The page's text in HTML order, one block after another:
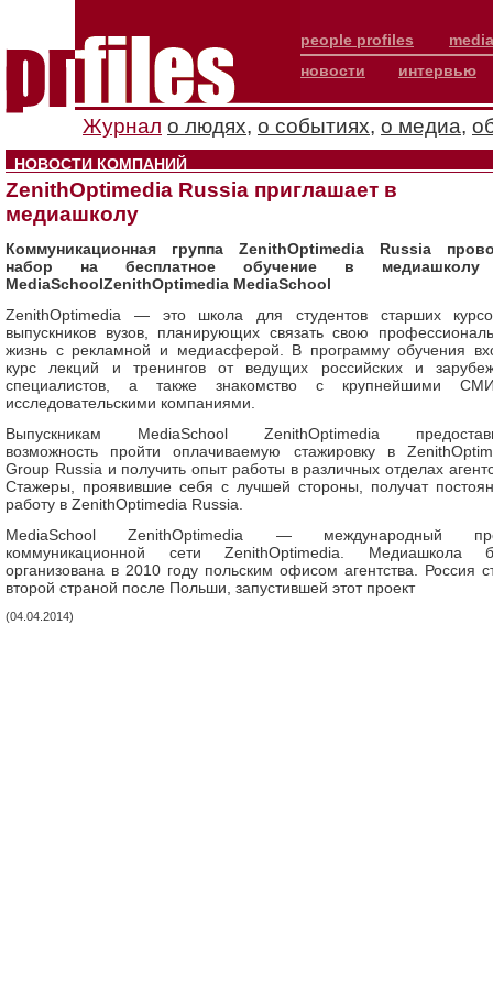
people profiles
новости
интервью
Журнал о людях, о событиях, о медиа,
НОВОСТИ КОМПАНИЙ
ZenithOptimedia Russia приглашает в
медиашколу
Коммуникационная группа ZenithOptimedia Russia
набор на бесплатное обучение в
MediaSchoolZenithOptimedia MediaSchool
ZenithOptimedia — это школа для студентов старших
выпускников вузов, планирующих связать свою
жизнь с рекламной и медиасферой. В программу обучения
курс лекций и тренингов от ведущих российских и
специалистов, а также знакомство с крупнейшими
исследовательскими компаниями.
Выпускникам MediaSchool ZenithOptimedia
возможность пройти оплачиваемую стажировку в
Group Russia и получить опыт работы в различных отделах
Стажеры, проявившие себя с лучшей стороны, получат
работу в ZenithOptimedia Russia.
MediaSchool ZenithOptimedia — международный
коммуникационной сети ZenithOptimedia. Медиашкола
организована в 2010 году польским офисом агентства. Россия
второй страной после Польши, запустившей этот проект
(04.04.2014)